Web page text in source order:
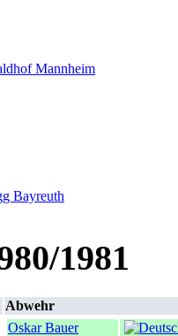
Mannheim
Bayreuth
1981
Abwehr
Oskar Bauer